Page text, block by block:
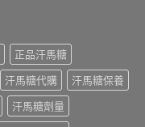
正品汗馬糖
汗馬糖代購
汗馬糖保養
汗馬糖劑量